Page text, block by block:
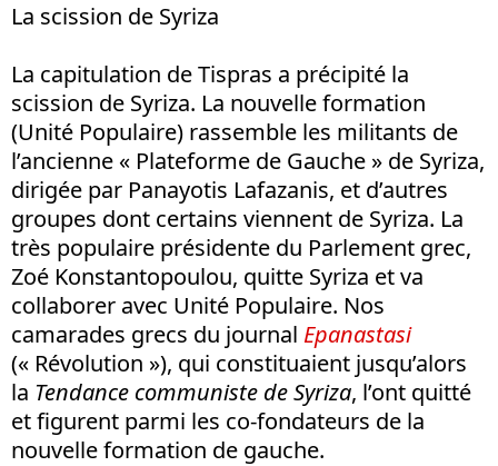
La scission de Syriza
La capitulation de Tispras a précipité la
scission de Syriza. La nouvelle formation
(Unité Populaire) rassemble les militants de
l’ancienne « Plateforme de Gauche » de Syriza,
dirigée par Panayotis Lafazanis, et d’autres
groupes dont certains viennent de Syriza. La
très populaire présidente du Parlement grec,
Zoé Konstantopoulou, quitte Syriza et va
collaborer avec Unité Populaire. Nos
camarades grecs du journal Epanastasi
(« Révolution »), qui constituaient jusqu’alors
la Tendance communiste de Syriza, l’ont quitté
et figurent parmi les co-fondateurs de la
nouvelle formation de gauche.